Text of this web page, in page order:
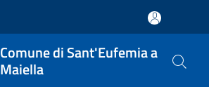
Comune di Sant'Eufemia a
Maiella